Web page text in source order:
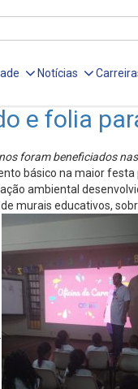
Notícias
e folia
foram beneficiados
básico na maior
ambiental
murais educativos,